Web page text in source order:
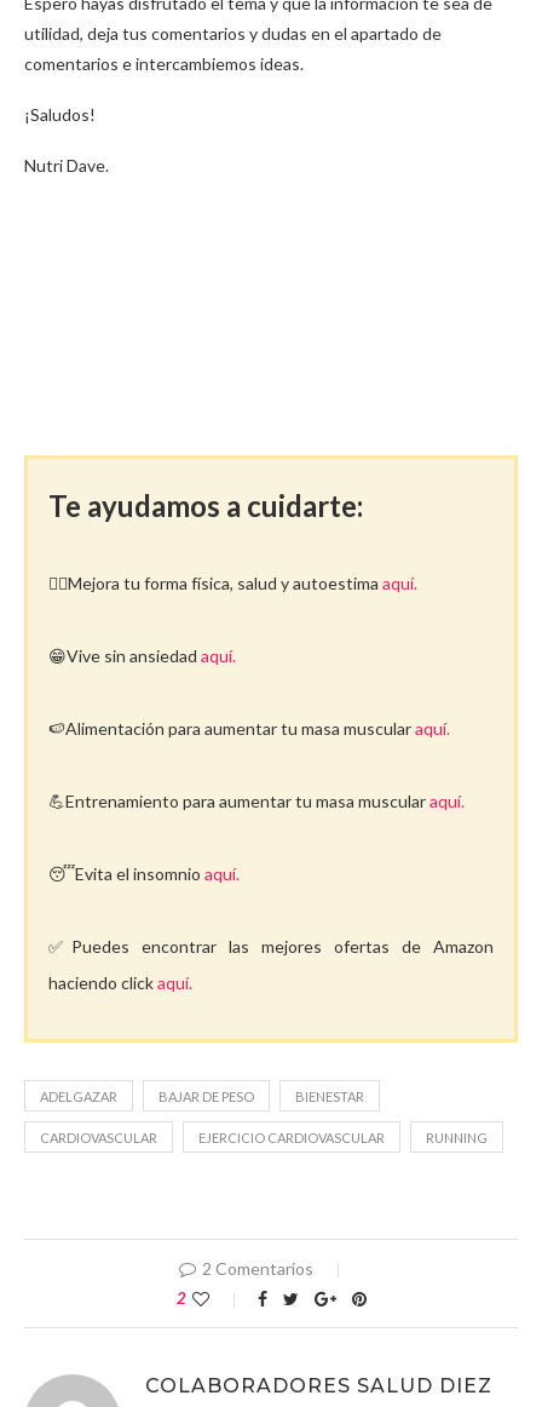
utilidad, deja tus comentarios y dudas en el apartado de
comentarios e intercambiemos ideas.
¡Saludos!
Nutri Dave.
Te ayudamos a cuidarte:
🤸‍♀️Mejora tu forma física, salud y autoestima aquí.
😁Vive sin ansiedad aquí.
🍉Alimentación para aumentar tu masa muscularaquí.
💪Entrenamiento para aumentar tu masa muscularaquí.
😴Evita el insomnio aquí.
✅Puedes encontrar las mejores ofertas de Amazon
haciendo clickaquí.
ADELGAZAR BAJAR DE PESO BIENESTAR
CARDIOVASCULAR EJERCICIO CARDIOVASCULAR RUNNING
2 Comentarios
2
COLABORADORES SALUD DIEZ